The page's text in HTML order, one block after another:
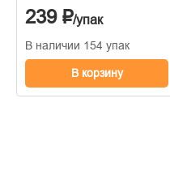
239 ₽/упак
В наличии 154 упак
В корзину